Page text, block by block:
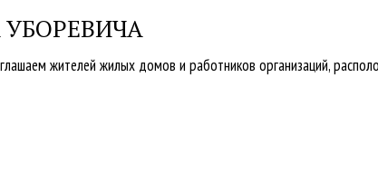
жителей жилых домов и работников организаций,